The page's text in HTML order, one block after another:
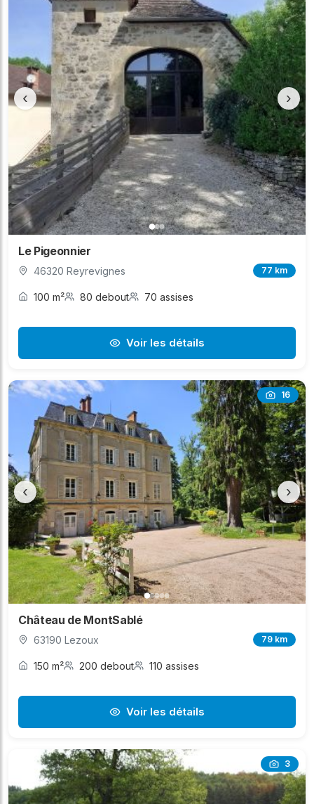
‹ ›
Le Pigeonnier
46320 Reyrevignes 77 km
100 m² 80 debout 70 assises
Voir les détails
16
‹ ›
Château de MontSablé
63190 Lezoux 79 km
150 m² 200 debout 110 assises
Voir les détails
3